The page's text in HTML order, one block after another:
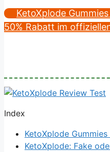
KetoXplode
50% Rabatt im
Index
KetoXplode
KetoXplode: Fake